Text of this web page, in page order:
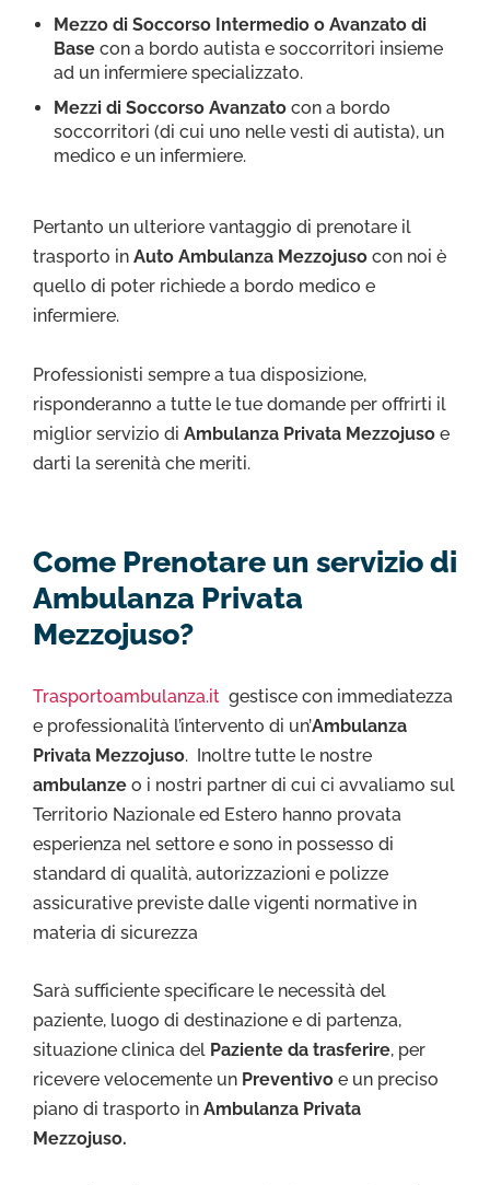
Mezzo di Soccorso Intermedio o Avanzato di
Basecon a bordo autista e soccorritori insieme
ad un infermiere specializzato.
Mezzi di Soccorso Avanzatocon a bordo
soccorritori (di cui uno nelle vesti di autista), un
medico e un infermiere.
Pertanto un ulteriore vantaggio di prenotare il
trasporto in Auto Ambulanza Mezzojuso con noi è
quello di poter richiede a bordo medico e
infermiere.
Professionisti sempre a tua disposizione,
risponderanno a tutte le tue domande per offrirti il
miglior servizio di Ambulanza Privata Mezzojuso e
darti la serenità che meriti.
Come Prenotare un servizio di
Ambulanza Privata
Mezzojuso?
Trasportoambulanza.it gestisce con immediatezza
e professionalità l’intervento di un’Ambulanza
Privata Mezzojuso. Inoltre tutte le nostre
ambulanze o i nostri partner di cui ci avvaliamo sul
Territorio Nazionale ed Estero hanno provata
esperienza nel settore e sono in possesso di
standard di qualità, autorizzazioni e polizze
assicurative previste dalle vigenti normative in
materia di sicurezza
Sarà sufficiente specificare le necessità del
paziente, luogo di destinazione e di partenza,
situazione clinica del Paziente da trasferire, per
ricevere velocemente un Preventivo e un preciso
piano di trasporto in Ambulanza Privata
Mezzojuso.